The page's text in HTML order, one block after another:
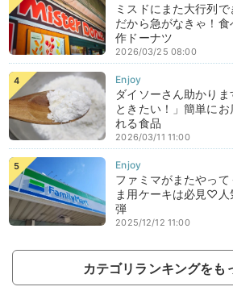
ミスドにまた大行列
だから急がなきゃ！
作ドーナツ
2026/03/25 08:00
ダイソーさん助かり
ときたい！」簡単に
れる食品
2026/03/11 11:00
ファミマがまたやっ
ま用ケーキは必見♡人
弾
2025/12/12 11:00
カテゴリランキングをも